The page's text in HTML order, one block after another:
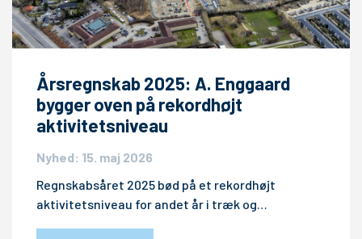
Årsregnskab 2025: A. Enggaard
bygger oven på rekordhøjt
aktivitetsniveau
Nyhed: 15. maj 2026
Regnskabsåret 2025 bød på et rekordhøjt
aktivitetsniveau for andet år i træk og…